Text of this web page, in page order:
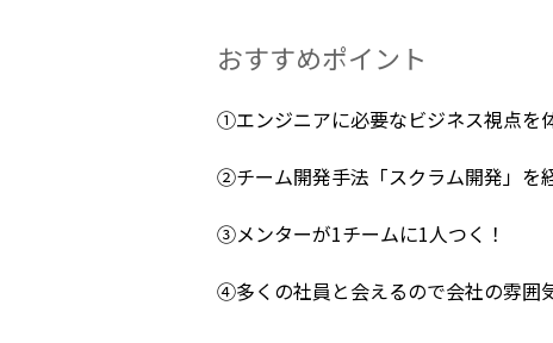
おすすめポイント
①エンジニアに必要なビジネス視点を
②チーム開発手法「スクラム開発」を
③メンターが1チームに1人つく！
④多くの社員と会えるので会社の雰囲